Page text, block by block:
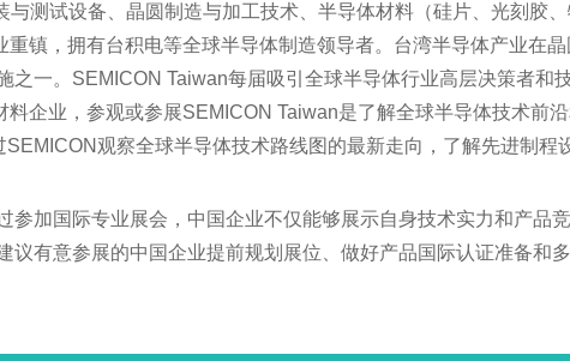
测试设备、晶圆制造与加工技术、半导体材料（硅片、光刻胶
镇，拥有台积电等全球半导体制造领导者。台湾半导体产业在
一。SEMICON Taiwan每届吸引全球半导体行业高层决策者和技
企业，参观或参展SEMICON Taiwan是了解全球半导体技术前
观察全球半导体技术路线图的最新走向，了解先进制程
加国际专业展会，中国企业不仅能够展示自身技术实力和产品
有意参展的中国企业提前规划展位、做好产品国际认证准备和